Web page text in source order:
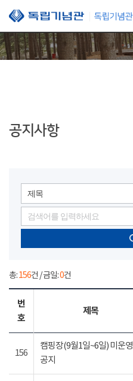
본문 바로가기
공지사항
제목
총:156건 / 금일:0건
번
호
제목
156
캠핑장(9월1일~6일) 미운영
공지